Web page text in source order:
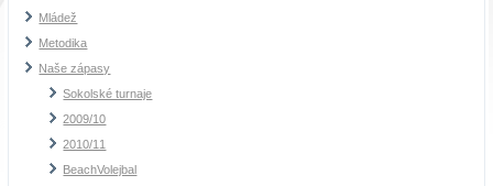
Mládež
Metodika
Naše zápasy
Sokolské turnaje
2009/10
2010/11
BeachVolejbal